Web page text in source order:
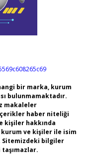
bir marka, kurum
bulunmamaktadır.
makaleler
haber niteliği
kişiler hakkında
kurum ve kişiler ile isim
bilgiler